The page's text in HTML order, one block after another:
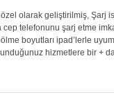
olarak geliştirilmiş, Şarj
cep telefonunu şarj etme
boyutları ipad’lerle
hizmetlere bir +